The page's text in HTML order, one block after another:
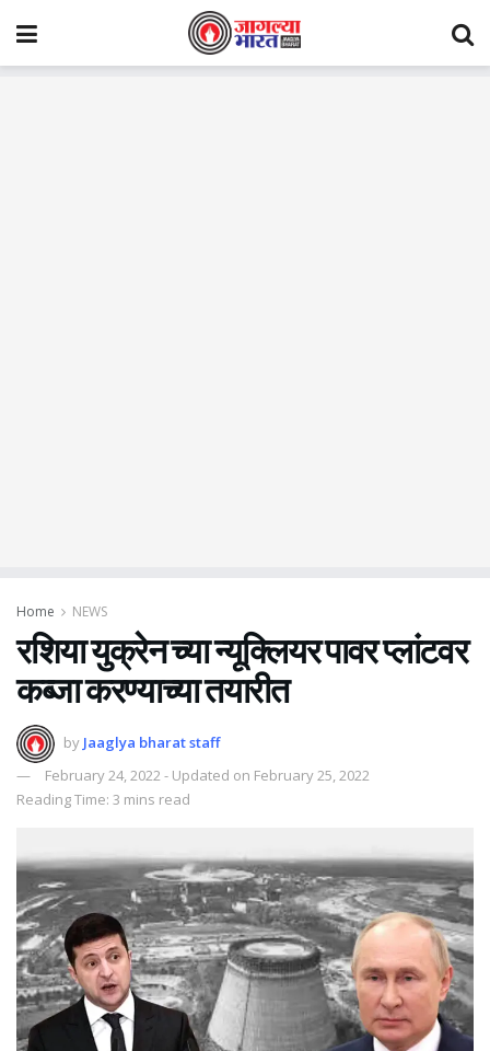
Home NEWS
रशिया युक्रेन च्या न्यूक्लियर पावर प्लांटवर
कब्जा करण्याच्या तयारीत
by Jaaglya bharat staff
February 24, 2022 - Updated on February 25, 2022
Reading Time: 3 mins read